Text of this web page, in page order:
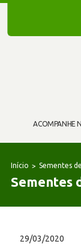
ACOMPANHE
Início Sementes
Sementes
29/03/2020